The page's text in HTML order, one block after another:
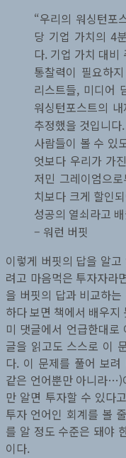
“우리의 워싱턴포
당 기업 가치의 4
다. 기업 가치 대비
통찰력이 필요하
리스트들, 미디어
워싱턴포스트의
추정했을 것입니
사람들이 볼 수 있
엇보다 우리가 가
저민 그레이엄으
치보다 크게 할인
성공의 열쇠라고
– 워런 버핏
이렇게 버핏의 답을 알
려고 마음먹은 투자자라
을 버핏의 답과 비교하
하다 보면 책에서 배우
미 댓글에서 언급한대
글을 읽고도 스스로 이
다. 이 문제를 풀어 보려
같은 언어뿐만 아니라…)
만 알면 투자할 수 있다
투자 언어인 회계를 볼
를 알 정도 수준은 돼야
이다.